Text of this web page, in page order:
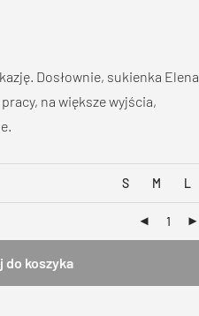
Dosłownie, sukienka Elena
na większe wyjścia,
S M L
do koszyka